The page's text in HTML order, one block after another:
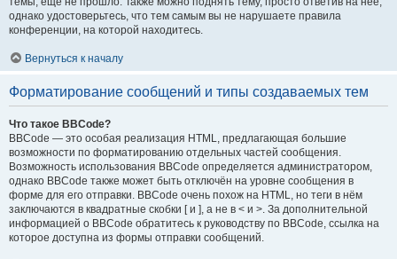
однако удостоверьтесь, что тем самым вы не нарушаете правила
конференции, на которой находитесь.
Вернуться к началу
Форматирование сообщений и типы создаваемых тем
Что такое BBCode?
BBCode — это особая реализация HTML, предлагающая большие
возможности по форматированию отдельных частей сообщения.
Возможность использования BBCode определяется администратором,
однако BBCode также может быть отключён на уровне сообщения в
форме для его отправки. BBCode очень похож на HTML, но теги в нём
заключаются в квадратные скобки [ и ], а не в < и >. За дополнительной
информацией о BBCode обратитесь к руководству по BBCode, ссылка на
которое доступна из формы отправки сообщений.